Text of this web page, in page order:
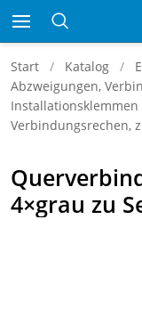
Start Katalog
Abzweigungen,
Installationsklemmen
Verbindungsrechen,
4×grau zu